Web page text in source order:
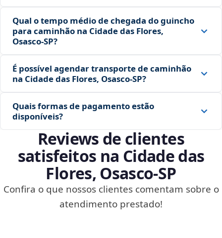
Qual o tempo médio de chegada do guincho
para caminhão na Cidade das Flores,
Osasco‑SP?
É possível agendar transporte de caminhão
na Cidade das Flores, Osasco‑SP?
Quais formas de pagamento estão
disponíveis?
Reviews de clientes
satisfeitos na Cidade das
Flores, Osasco‑SP
Confira o que nossos clientes comentam sobre o
atendimento prestado!